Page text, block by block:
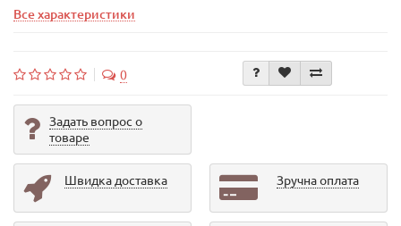
Все характеристики
0
Задать вопрос о
товаре
Швидка доставка Зручна оплата